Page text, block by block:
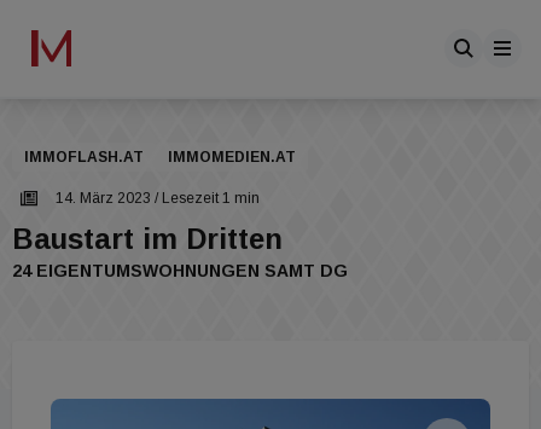
IMMOFLASH.AT IMMOMEDIEN.AT
14. März 2023 / Lesezeit 1 min
Baustart im Dritten
24 EIGENTUMSWOHNUNGEN SAMT DG